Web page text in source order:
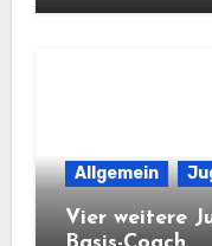
Allgemein
Vier weitere